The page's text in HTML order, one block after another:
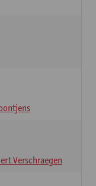
Verschraegen